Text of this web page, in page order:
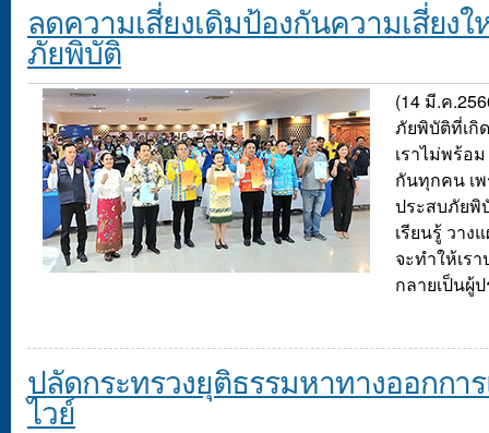
ลดความเสี่ยงเดิมป้องกันความเสี่ยง
ภัยพิบัติ
(14 มี.ค
ภัยพิบัติที่เกิ
เราไม่พร้อ
กันทุกคน เพ
ประสบภัยพิ
เรียนรู้ วาง
จะทำให้เร
กลายเป็นผู้
ปลัดกระทรวงยุติธรรมหาทางออกกา
ไวย์